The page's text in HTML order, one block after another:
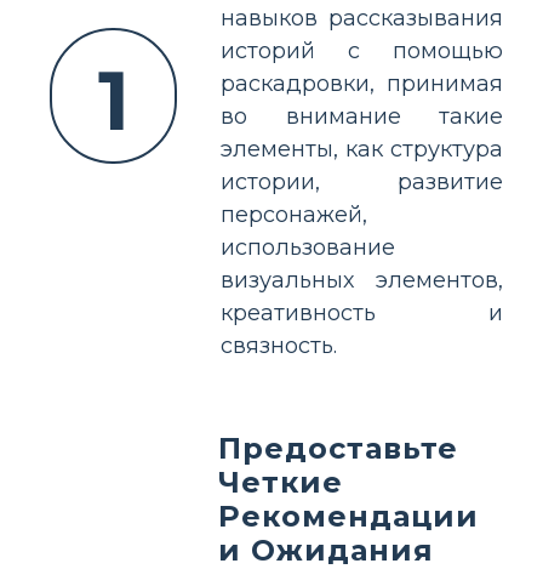
1
навыков рассказывания
историй с помощью
раскадровки, принимая
во внимание такие
элементы, как структура
истории, развитие
персонажей,
использование
визуальных элементов,
креативность и
связность.
Предоставьте
Четкие
Рекомендации
и Ожидания